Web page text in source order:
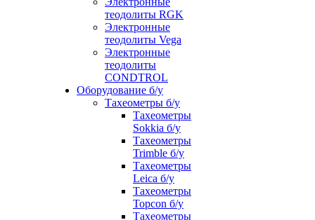
теодолиты RGK
Электронные
теодолиты Vega
Электронные
теодолиты
CONDTROL
Оборудование б/у
Тахеометры б/у
Тахеометры
Sokkia б/у
Тахеометры
Trimble б/у
Тахеометры
Leica б/у
Тахеометры
Topcon б/у
Тахеометры